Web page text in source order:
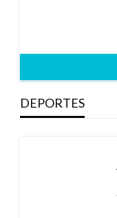
DEPORTES